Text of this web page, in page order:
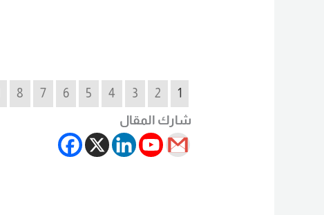
1
2
3
4
5
6
7
8
شارك المقال